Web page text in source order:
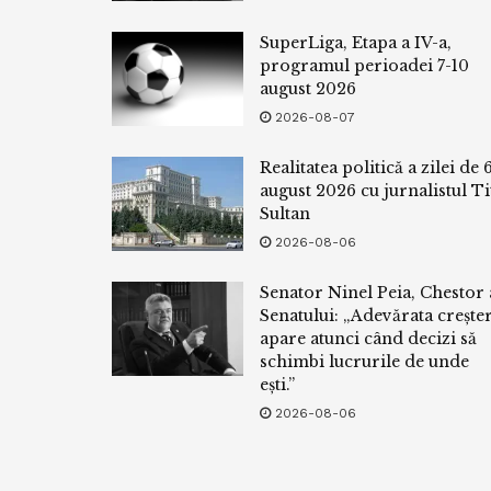
SuperLiga, Etapa a IV-a,
programul perioadei 7-10
august 2026
2026-08-07
Realitatea politică a zilei de 6
august 2026 cu jurnalistul
Sultan
2026-08-06
Senator Ninel Peia, Chestor
Senatului: „Adevărata
apare atunci când decizi să
schimbi lucrurile de unde
ești.”
2026-08-06